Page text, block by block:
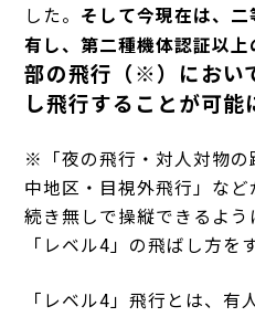
した。 そして今現在は、
有し、第二種機体認証以
部の飛行（※）におい
し飛行することが可能
※「夜の飛行・対人対物の
中地区・目視外飛行」な
続き無しで操縦できるよう
「レベル4 」の飛ばし方を
「レベル4 」飛行とは、有